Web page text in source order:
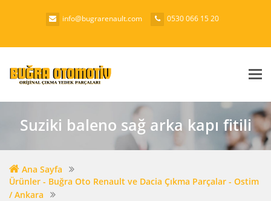
info@bugrarenault.com 0530 066 15 20
Suziki baleno sağ arka kapı fitili
Ana Sayfa
Ürünler - Buğra Oto Renault ve Dacia Çıkma Parçalar - Ostim
/ Ankara